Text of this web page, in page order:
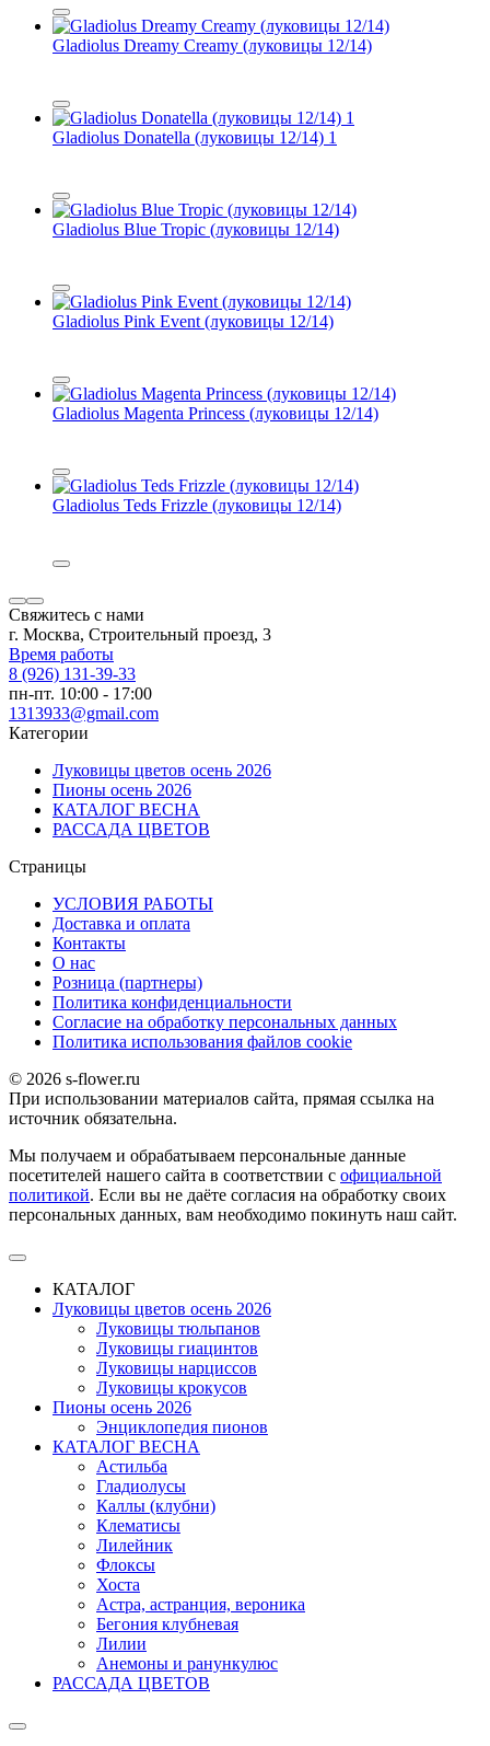
Gladiolus Dreamy Creamy (луковицы 12/14)
Gladiolus Donatella (луковицы 12/14) 1
Gladiolus Blue Tropic (луковицы 12/14)
Gladiolus Pink Event (луковицы 12/14)
Gladiolus Magenta Princess (луковицы 12/14)
Gladiolus Teds Frizzle (луковицы 12/14)
Свяжитесь с нами
г. Москва, Строительный проезд, 3
Время работы
8 (926) 131-39-33
пн-пт. 10:00 - 17:00
1313933@gmail.com
Категории
Луковицы цветов осень 2026
Пионы осень 2026
КАТАЛОГ ВЕСНА
РАССАДА ЦВЕТОВ
Страницы
УСЛОВИЯ РАБОТЫ
Доставка и оплата
Контакты
О наc
Розница (партнеры)
Политика конфиденциальности
Согласие на обработку персональных данных
Политика использования файлов сookie
© 2026 s-flower.ru
При использовании материалов сайта, прямая ссылка на
источник обязательна.
Мы получаем и обрабатываем персональные данные
посетителей нашего сайта в соответствии с официальной
политикой. Если вы не даёте согласия на обработку своих
персональных данных, вам необходимо покинуть наш сайт.
КАТАЛОГ
Луковицы цветов осень 2026
Луковицы тюльпанов
Луковицы гиацинтов
Луковицы нарциссов
Луковицы крокусов
Пионы осень 2026
Энциклопедия пионов
КАТАЛОГ ВЕСНА
Астильба
Гладиолусы
Каллы (клубни)
Клематисы
Лилейник
Флоксы
Хоста
Астра, астранция, вероника
Бегония клубневая
Лилии
Анемоны и ранункулюс
РАССАДА ЦВЕТОВ